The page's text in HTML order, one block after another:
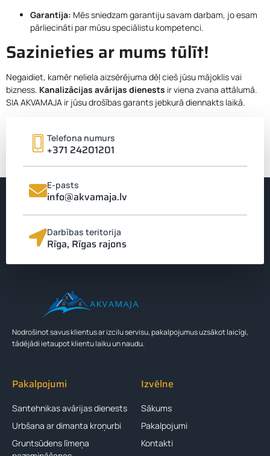
Garantija: Mēs sniedzam garantiju savam darbam, jo esam
pārliecināti par mūsu speciālistu kompetenci.
Sazinieties ar mums tūlīt!
Negaidiet, kamēr neliela aizsērējuma dēļ cieš jūsu mājoklis vai
bizness. Kanalizācijas avārijas dienests ir viena zvana attālumā.
SIA AKVAMAJA ir jūsu drošības garants jebkurā diennakts laikā.
radušās problēmas risinājumu.
Zvaniet SIA AKVAMAJA – mēs strādājam 24/7, lai jūs
varētu justies droši!
Telefona numurs
+371 24201201
E-pasts
info@akvamaja.lv
Darbības teritorija
Rīga, Rīgas rajons
Nodrošinot savus klientus ar izcilu servisu, pakalpojumus uzsākot laicīgi,
tādējādi ietaupot klientu laiku un naudu.
Pakalpojumi
Santehnikas avārijas dienests
Urbšana ar dimanta kroņurbi
Gruntsūdens līmeņa
Izvēlne
Sākums
Pakalpojumi
Kontakti